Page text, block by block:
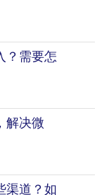
？需要怎
解决微
渠道？如